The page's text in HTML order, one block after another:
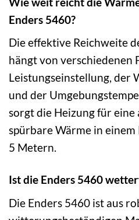
Enders 5460?
Die effektive Reichweite
hängt von verschiedenen
Leistungseinstellung, der
und der
sorgt die Heizung für eine
spürbare Wärme in einem
5 Metern.
Ist die Enders 5460
Die Enders 5460 ist aus